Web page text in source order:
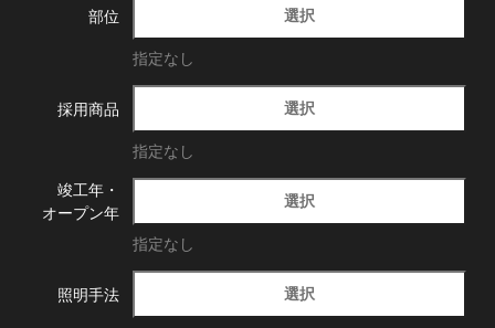
部位 選択
指定なし
採用商品 選択
指定なし
竣工年・
オープン年
選択
指定なし
照明手法 選択